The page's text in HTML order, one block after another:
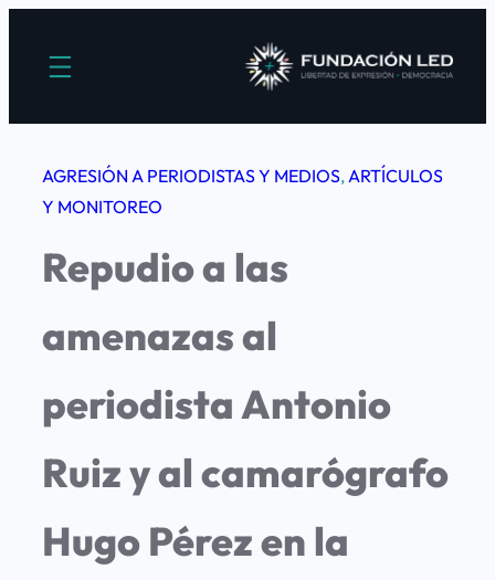
AGRESIÓN A PERIODISTAS Y MEDIOS, ARTÍCULOS
Y MONITOREO
Repudio a las
amenazas al
periodista Antonio
Ruiz y al camarógrafo
Hugo Pérez en la